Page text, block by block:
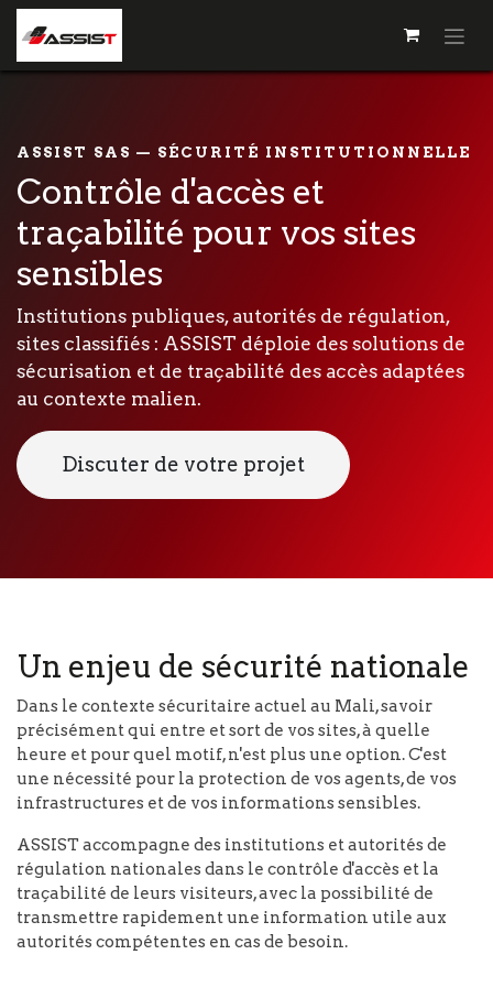
ASSIST SAS — SÉCURITÉ INSTITUTIONNELLE
Contrôle d'accès et
traçabilité pour vos sites
sensibles
Institutions publiques, autorités de régulation,
sites classifiés : ASSIST déploie des solutions de
sécurisation et de traçabilité des accès adaptées
au contexte malien.
Discuter de votre projet
Un enjeu de sécurité nationale
Dans le contexte sécuritaire actuel au Mali, savoir
précisément qui entre et sort de vos sites, à quelle
heure et pour quel motif, n'est plus une option. C'est
une nécessité pour la protection de vos agents, de vos
infrastructures et de vos informations sensibles.
ASSIST accompagne des institutions et autorités de
régulation nationales dans le contrôle d'accès et la
traçabilité de leurs visiteurs, avec la possibilité de
transmettre rapidement une information utile aux
autorités compétentes en cas de besoin.